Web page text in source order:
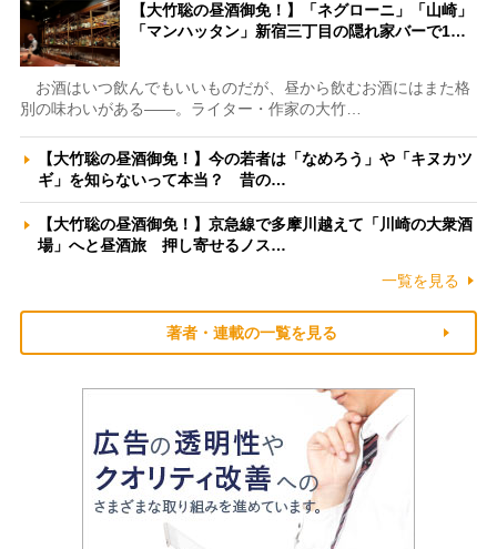
【大竹聡の昼酒御免！】「ネグローニ」「山崎」
「マンハッタン」新宿三丁目の隠れ家バーで1…
お酒はいつ飲んでもいいものだが、昼から飲むお酒にはまた格
別の味わいがある――。ライター・作家の大竹…
【大竹聡の昼酒御免！】今の若者は「なめろう」や「キヌカツ
ギ」を知らないって本当？ 昔の…
【大竹聡の昼酒御免！】京急線で多摩川越えて「川崎の大衆酒
場」へと昼酒旅 押し寄せるノス…
一覧を見る
著者・連載の一覧を見る